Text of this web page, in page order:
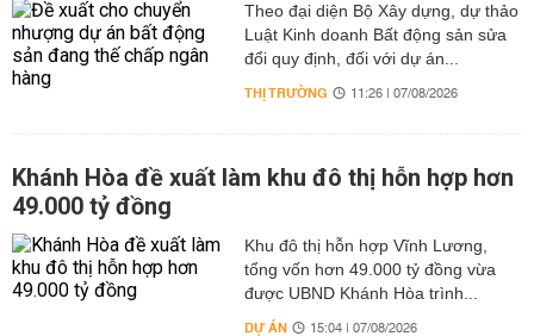
Theo đại diện Bộ Xây dựng, dự thảo
Luật Kinh doanh Bất động sản sửa
đổi quy định, đối với dự án...
THỊ TRƯỜNG 11:26 | 07/08/2026
Khánh Hòa đề xuất làm khu đô thị hỗn hợp hơn
49.000 tỷ đồng
Khu đô thị hỗn hợp Vĩnh Lương,
tổng vốn hơn 49.000 tỷ đồng vừa
được UBND Khánh Hòa trình...
DỰ ÁN 15:04 | 07/08/2026